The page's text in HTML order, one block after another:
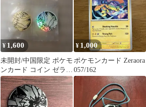
¥ 1,600
未開封/中国限定 ポケモ
ンカード コイン ゼラオ
ラ
¥ 1,000
ポケモンカード Zeraora
057/162